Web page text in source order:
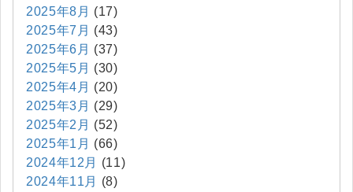
2025年8月 (17)
2025年7月 (43)
2025年6月 (37)
2025年5月 (30)
2025年4月 (20)
2025年3月 (29)
2025年2月 (52)
2025年1月 (66)
2024年12月
(11)
2024年11月
(8)